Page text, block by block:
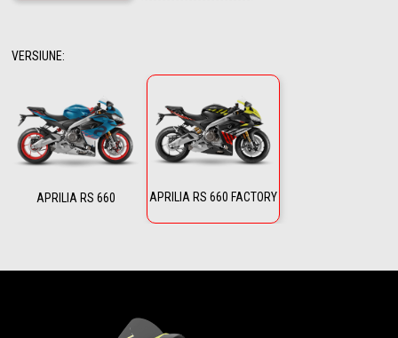
VERSIUNE:
APRILIA RS 660 APRILIA RS 660 FACTORY